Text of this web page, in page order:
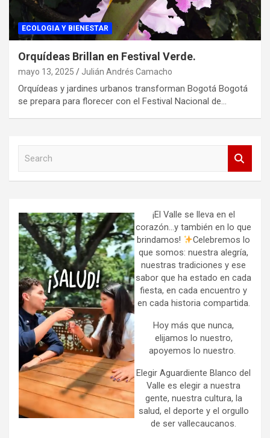
ECOLOGIA Y BIENESTAR
Orquídeas Brillan en Festival Verde.
mayo 13, 2025 Julián Andrés Camacho
Orquídeas y jardines urbanos transforman Bogotá Bogotá
se prepara para florecer con el Festival Nacional de…
h
¡El Valle se lleva en el
corazón…y también en lo que
brindamos!
Celebremos lo
que somos: nuestra alegría,
nuestras tradiciones y ese
sabor que ha estado en cada
fiesta, en cada encuentro y
en cada historia compartida.
Hoy más que nunca,
elijamos lo nuestro,
apoyemos lo nuestro.
Elegir Aguardiente Blanco del
Valle es elegir a nuestra
gente, nuestra cultura, la
salud, el deporte y el orgullo
de ser vallecaucanos.